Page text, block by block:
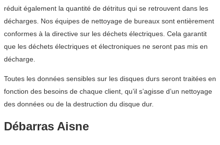
réduit également la quantité de détritus qui se retrouvent dans les
décharges. Nos équipes de nettoyage de bureaux sont entièrement
conformes à la directive sur les déchets électriques. Cela garantit
que les déchets électriques et électroniques ne seront pas mis en
décharge.
Toutes les données sensibles sur les disques durs seront traitées en
fonction des besoins de chaque client, qu’il s’agisse d’un nettoyage
des données ou de la destruction du disque dur.
Débarras Aisne